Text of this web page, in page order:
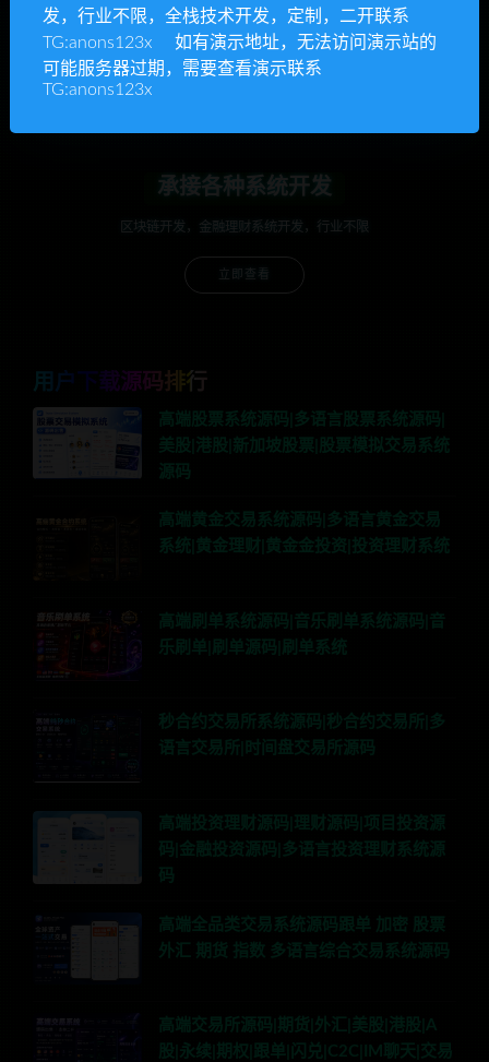
开通VIP或充值联系Telegram客服
立即查看
承接各种系统开发
区块链开发，金融理财系统开发，行业不限
立即查看
用户下载源码排行
高端股票系统源码|多语言股票系统源码|
美股|港股|新加坡股票|股票模拟交易系统
源码
高端黄金交易系统源码|多语言黄金交易
系统|黄金理财|黄金金投资|投资理财系统
高端刷单系统源码|音乐刷单系统源码|音
乐刷单|刷单源码|刷单系统
秒合约交易所系统源码|秒合约交易所|多
语言交易所|时间盘交易所源码
高端投资理财源码|理财源码|项目投资源
码|金融投资源码|多语言投资理财系统源
码
高端全品类交易系统源码跟单 加密 股票
外汇 期货 指数 多语言综合交易系统源码
高端交易所源码|期货|外汇|美股|港股|A
股|永续|期权|跟单|闪兑|C2C|IM聊天|交易
发，行业不限，全栈技术开发，定制，二开联系
TG:anons123x 如有演示地址，无法访问演示站的
可能服务器过期，需要查看演示联系
TG:anons123x